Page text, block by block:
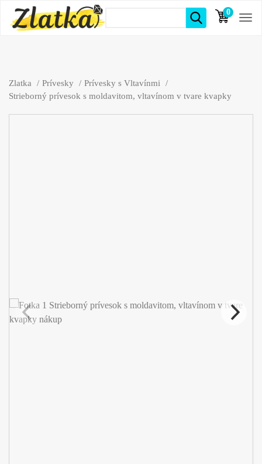
0
položiek
Zlatka Prívesky
Prívesky s Vltavínmi
Strieborný prívesok s moldavitom, vltavínom v tvare kvapky